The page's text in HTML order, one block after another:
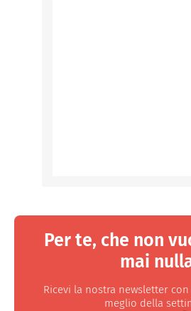
Per te, che non
mai
Ricevi la nostra newsletter
meglio della